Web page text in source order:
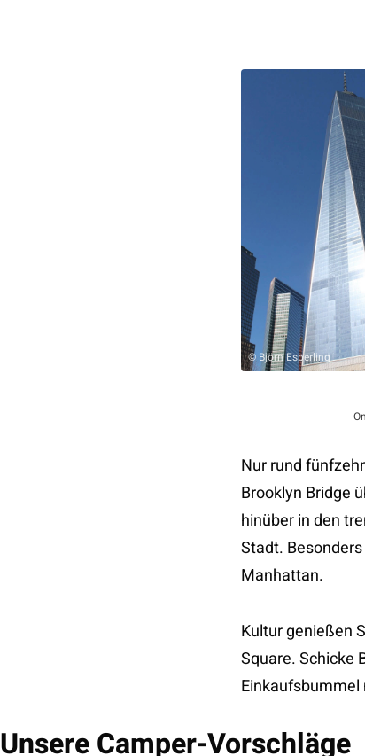
© Björn Esperling
Nur rund
Brooklyn Bridge
hinüber in den
Stadt.
Manhattan.
Kultur genießen
Square. Schicke
Unsere Camper-Vorschläge